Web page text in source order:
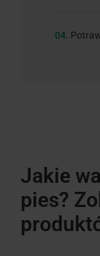
04.
dobre dla
naszym
Jakie
pies?